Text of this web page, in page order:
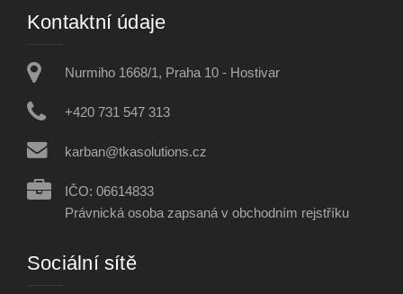
Kontaktní údaje
Nurmiho 1668/1, Praha 10 - Hostivar
+420 731 547 313
karban@tkasolutions.cz
IČO: 06614833
Právnická osoba zapsaná v obchodním rejstříku
Sociální sítě